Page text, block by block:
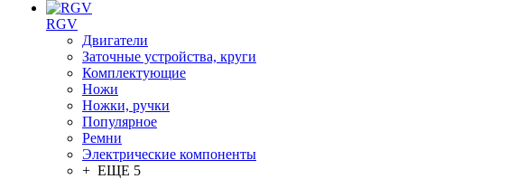
RGV
Двигатели
Заточные устройства, круги
Комплектующие
Ножи
Ножки, ручки
Популярное
Ремни
Электрические компоненты
+ ЕЩЕ 5